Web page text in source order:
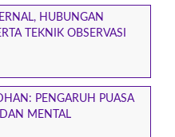
HUBUNGAN
TEKNIK OBSERVASI
PENGARUH PUASA
DAN MENTAL